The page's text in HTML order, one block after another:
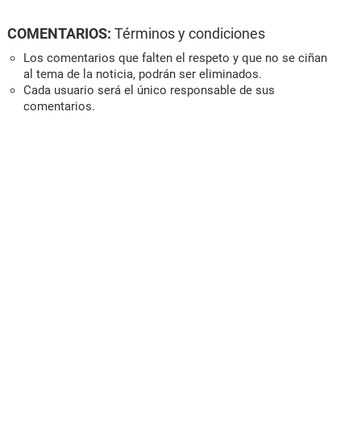
COMENTARIOS: Términos y condiciones
Los comentarios que falten el respeto y que no se ciñan
al tema de la noticia, podrán ser eliminados.
Cada usuario será el único responsable de sus
comentarios.